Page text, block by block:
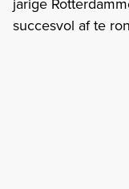
succesvol af te